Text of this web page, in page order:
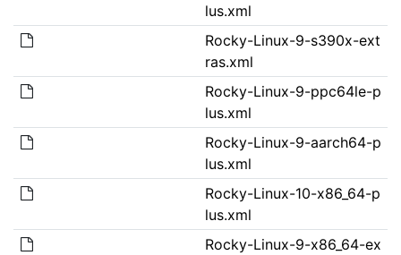
lus.xml
Rocky-Linux-9-s390x-ext
ras.xml
Rocky-Linux-9-ppc64le-p
lus.xml
Rocky-Linux-9-aarch64-p
lus.xml
Rocky-Linux-10-x86_64-p
lus.xml
Rocky-Linux-9-x86_64-ex